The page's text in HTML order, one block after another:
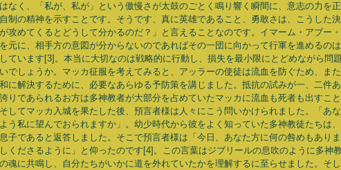
なく、「私が、私が」という傲慢さが太鼓のごとく鳴り響く瞬間に、意志の力を正
制の精神を示すことです。そうです、真に英雄であること、勇敢さは、こうした決
攻めてくるとどうして分かるのだ？」と言えることなのです。イマーム・アブー・
元に、相手方の意図が分からないのであればその一団に向かって行軍を進めるのは
ています[3]。本当に大切なのは戦略的に行動し、損失を最小限にとどめながら問題
でしょうか。マッカ征服を考えてみると、アッラーの使徒は流血を防ぐため、また
に解決するために、必要なあらゆる予防策を講じました。抵抗の試みが一、二件あ
りであられるお方は多神教者が大部分を占めていたマッカに流血も死者も出すこと
してマッカ入城を果たした後、預言者様は人々にこう問いかけられました。「あな
う私に望んでおられますか」。幼少時代から彼をよく知っていた多神教徒たちは、
子であると返答しました。そこで預言者様は「今日、あなた方に何の咎めもありま
くださるように」と仰ったのです[4]。この言葉はジブリールの息吹のように多神
魂に共鳴し、自分たちがいかに道を外れていたかを理解するに至らせました。そし